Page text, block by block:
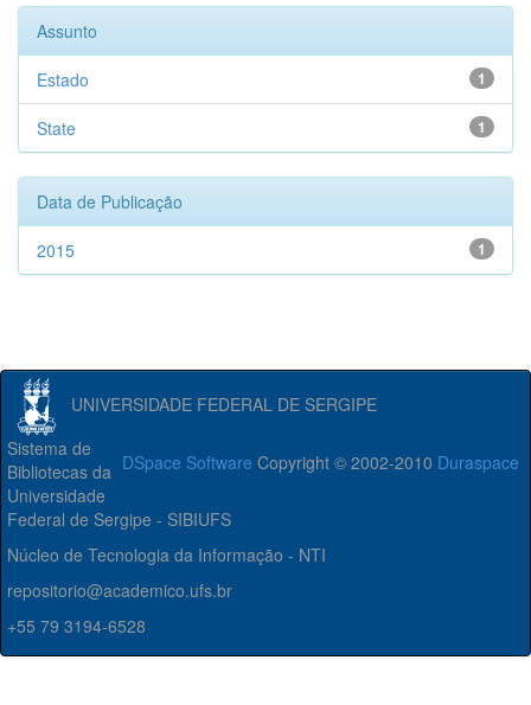
Assunto
1
Estado
1
State
Data de Publicação
1
2015
UNIVERSIDADE FEDERAL DE SERGIPE
DSpace Software Copyright © 2002-2010 Duraspace
Sistema de
Bibliotecas da
Universidade
Federal de Sergipe - SIBIUFS
Núcleo de Tecnologia da Informação - NTI
repositorio@academico.ufs.br
+55 79 3194-6528